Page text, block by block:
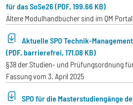
für das SoSe26 (PDF, 199.66 KB)
Ältere Modulhandbücher sind im QM
Aktuelle SPO Technik-
(PDF, barrierefrei, 171.08 KB)
§38 der Studien- und Prüfungsordnung
Fassung vom 3. April 2025
SPO für die Masterstudiengänge